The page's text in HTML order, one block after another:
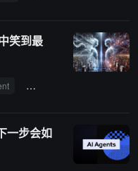
笑到最
AI 领域
一步会如